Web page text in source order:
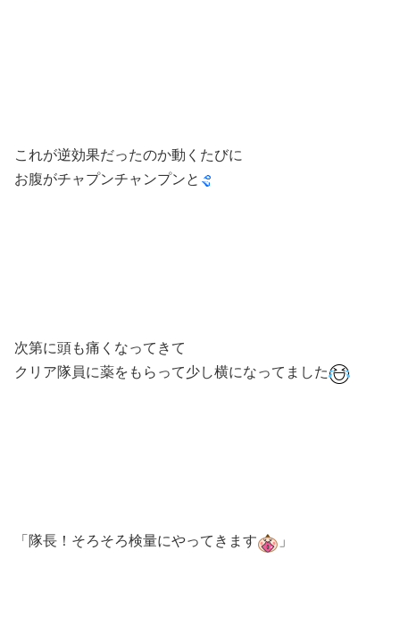
これが逆効果だったのか動くたびに
お腹がチャプンチャンプンと
次第に頭も痛くなってきて
クリア隊員に薬をもらって少し横になってました
「隊長！そろそろ検量にやってきます 」